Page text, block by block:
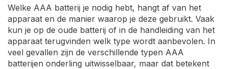
Welke AAA batterij je nodig hebt, hangt af van het
apparaat en de manier waarop je deze gebruikt. Vaak
kun je op de oude batterij of in de handleiding van het
apparaat terugvinden welk type wordt aanbevolen. In
veel gevallen zijn de verschillende typen AAA
batterijen onderling uitwisselbaar, maar dat betekent